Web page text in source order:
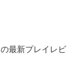
最新プレイレビ